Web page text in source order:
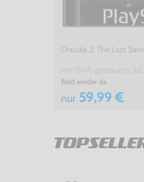
Dracula 2: The Last
Bald wieder da
nur 59,99 €